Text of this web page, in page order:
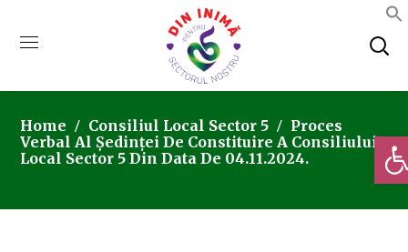
Home Consiliul Local Sector 5
Proces
Verbal Al Ședinței De Constituire A Consiliului
Local Sector 5 Din Data De 04.11.2024.